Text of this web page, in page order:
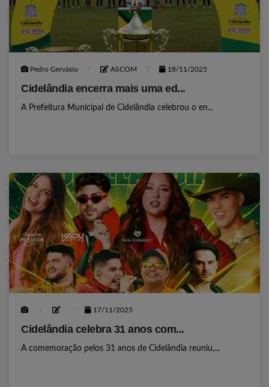
Pedro Gervásio ASCOM 18/11/2025
Cidelândia encerra mais uma ed...
A Prefeitura Municipal de Cidelândia celebrou o en...
17/11/2025
Cidelândia celebra 31 anos com...
A comemoração pelos 31 anos de Cidelândia reuniu,...